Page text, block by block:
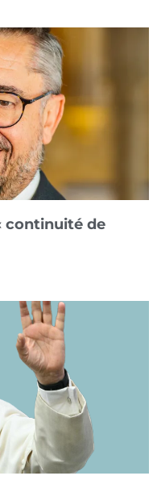
continuité de